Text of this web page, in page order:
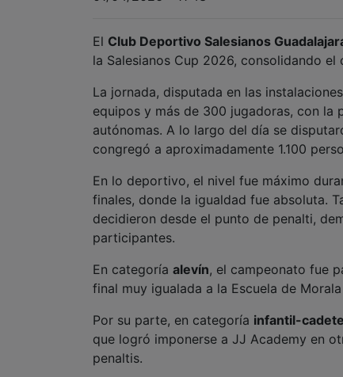
El Club Deportivo Salesianos
la Salesianos Cup 2026, consolidando
La jornada, disputada en las
equipos y más de 300 jugadoras, con
autónomas. A lo largo del día se
congregó a aproximadamente 1.100
En lo deportivo, el nivel fue máximo
finales, donde la igualdad fue absoluta.
decidieron desde el punto de penalti,
participantes.
En categoría alevín, el campeonato fue
final muy igualada a la Escuela de
Por su parte, en categoría infantil-cadete
que logró imponerse a JJ Academy en
penaltis.